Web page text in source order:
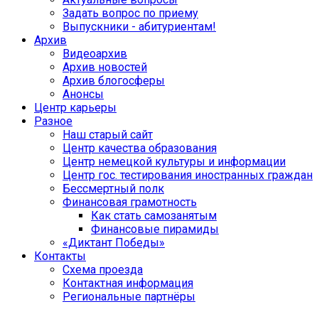
Задать вопрос по приему
Выпускники - абитуриентам!
Архив
Видеоархив
Архив новостей
Архив блогосферы
Анонсы
Центр карьеры
Разное
Наш старый сайт
Центр качества образования
Центр немецкой культуры и информации
Центр гос. тестирования иностранных граждан
Бессмертный полк
Финансовая грамотность
Как стать самозанятым
Финансовые пирамиды
«Диктант Победы»
Контакты
Схема проезда
Контактная информация
Региональные партнёры